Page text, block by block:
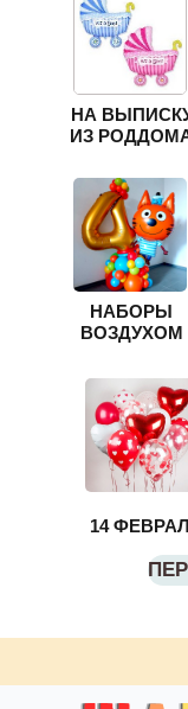
НА
ИЗ
14
НАБОРЫ
ВОЗДУХОМ